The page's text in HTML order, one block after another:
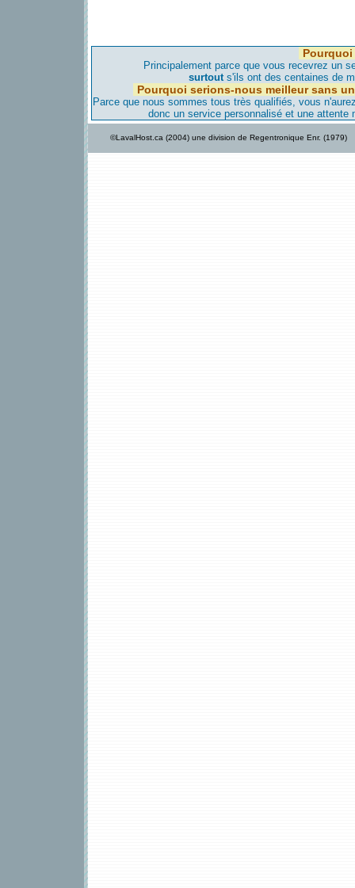
LavalHost.ca est déjà transféré vers notre serveur de Montréal,
aviserons nos clients avant de faire migrer leur site dans les
08 Avril 2007 Nouveau serveur maintenant à Montréal!
Pour améliorer, encore plus, notre qualité d'hébergement et
vitesse d'accès encore plus élevée nous avons un nouveau
Montréal...
support!
Principalement parce que vous recevrez un
surtouts'ils ont des centaines de
Pourquoi serions-nous meilleur sans
Parce que nous sommes tous très qualifiés, vous
donc un service personnalisé et une attente
©LavalHost.ca (2004) une division de Regentronique Enr. (1979)